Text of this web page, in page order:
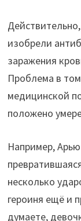
изобрели
заражения
Проблема в
медицинской
положено
Например,
несколько
героиня ещё и
думаете,